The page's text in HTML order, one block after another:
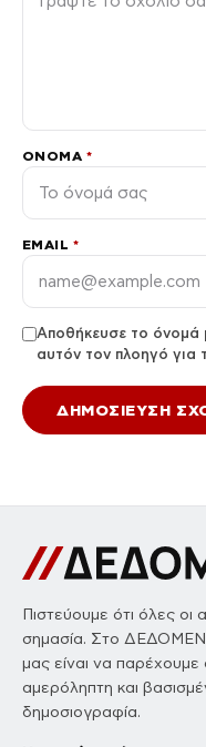
ΌΝΟΜΑ *
EMAIL *
Αποθήκευσε το όνομά
αυτόν τον πλοηγό για
Πιστεύουμε ότι όλες οι
σημασία. Στο
μας είναι να
αμερόληπτη και
δημοσιογραφία.